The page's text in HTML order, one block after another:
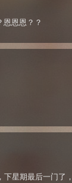
恩恩恩？？
星期最后一门了